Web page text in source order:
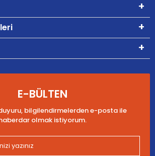
E-BÜLTEN
bilgilendirmelerden e-posta ile
olmak istiyorum.